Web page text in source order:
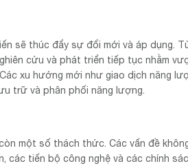
sẽ thúc đẩy sự đổi mới và áp dụng.
cứu và phát triển tiếp tục nhằm
xu hướng mới như giao dịch năng
trữ và phân phối năng lượng.
một số thách thức. Các vấn đề
các tiến bộ công nghệ và các chính